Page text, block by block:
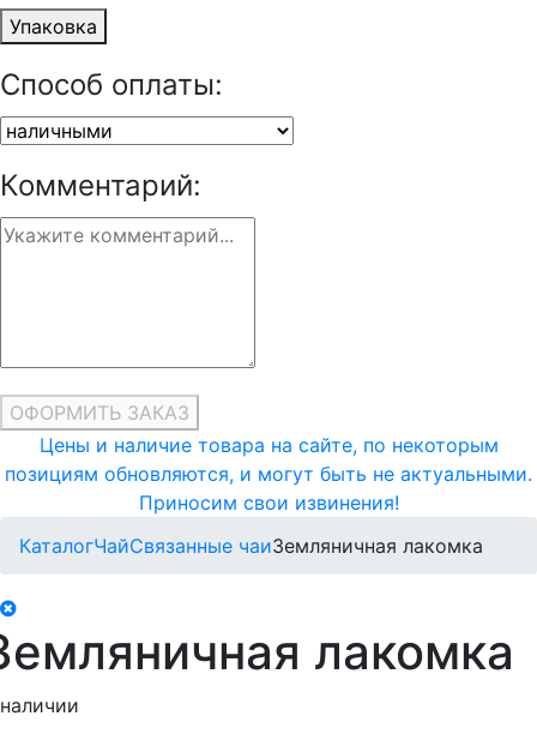
Упаковка
Способ оплаты:
Комментарий:
ОФОРМИТЬ ЗАКАЗ
Цены и наличие товара на сайте, по некоторым
позициям обновляются, и могут быть не актуальными.
Приносим свои извинения!
КаталогЧайСвязанные чаиЗемляничная лакомка
лакомка